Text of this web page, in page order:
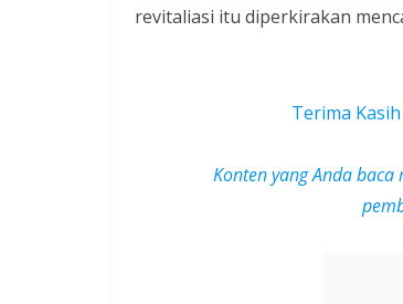
revitaliasi itu diperkirakan
Terima
Konten yang Anda